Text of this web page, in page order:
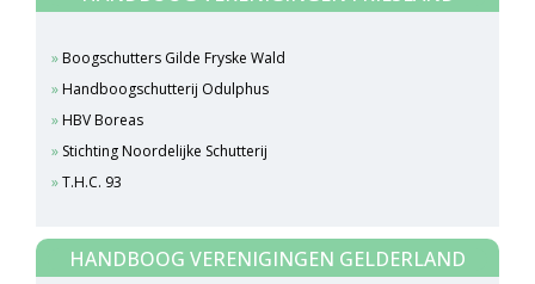
Boogschutters Gilde Fryske Wald
Handboogschutterij Odulphus
HBV Boreas
Stichting Noordelijke Schutterij
T.H.C. 93
HANDBOOG VERENIGINGEN GELDERLAND